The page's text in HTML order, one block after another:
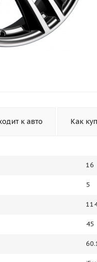
к авто Как
16
5
45